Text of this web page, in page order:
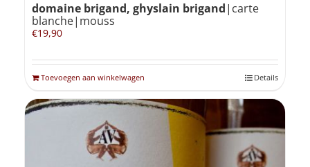
domaine brigand, ghyslain brigand|carte
blanche|mouss
€19,90
Toevoegen aan winkelwagen Details